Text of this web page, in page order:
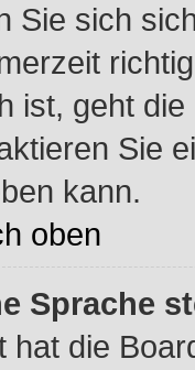
Sie sich
ist, geht
Sie
kann.
oben
Sprache
hat die